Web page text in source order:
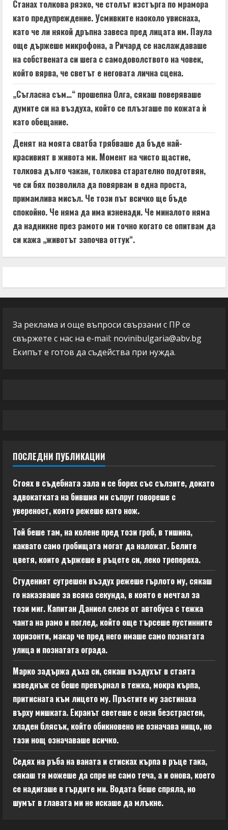
Станах толкова рязко, че столът изстърга по мрамора
като предупреждение. Усмивките наоколо увиснаха,
като че ли някой дръпна завеса пред лицата им. Паула
още държеше микрофона, а Ричард се наслаждаваше
на собствената си шега с самодоволството на човек,
който вярва, че светът е неговата лична сцена.
„Съгласна съм…“ прошепна Олга, сякаш поверяваше
думите си на въздуха, който се плъзгаше по кожата ѝ
като обещание.
Денят на моята сватба трябваше да бъде най-
красивият в живота ми. Момент на чисто щастие,
толкова дълго чакан, толкова старателно подготвян,
че си бях позволила да повярвам в една проста,
примамлива мисъл. Че този път всичко ще бъде
спокойно. Че няма да има изненади. Че миналото няма
да надникне през рамото ми точно когато се опитвам да
си кажа „животът започва оттук“.
За реклама и още въпроси свързани с ПР се
свържете с нас на e-mail: novinibulgaria@abv.bg
Екипът е готов да съдейства при нужда.
ПОСЛЕДНИ ПУБЛИКАЦИИ
Стоях в съдебната зала и се борех със сълзите, докато
адвокатката на бившия ми съпруг говореше с
увереност, която режеше като нож.
Той беше там, на колене пред този гроб, в тишина,
каквато само гробищата могат да наложат. Белите
цветя, които държеше в ръцете си, леко трепереха.
Студеният сутрешен въздух режеше гърлото му, сякаш
го наказваше за всяка секунда, в която е мечтал за
този миг. Капитан Даниел слезе от автобуса с тежка
чанта на рамо и поглед, който още търсеше пустинните
хоризонти, макар че пред него имаше само познатата
улица и познатата ограда.
Марко задържа дъха си, сякаш въздухът в стаята
изведнъж се беше превърнал в тежка, мокра кърпа,
притисната към лицето му. Пръстите му застинаха
върху мишката. Екранът светеше с онзи безстрастен,
хладен блясък, който обикновено не означава нищо, но
тази нощ означаваше всичко.
Седях на ръба на ваната и стисках кърпа в ръце така,
сякаш тя можеше да спре не само теча, а и онова, което
се надигаше в гърдите ми. Водата беше спряла, но
шумът в главата ми не искаше да млъкне.